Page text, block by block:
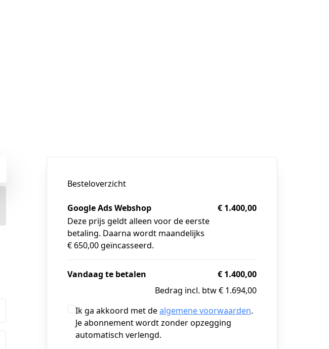
Besteloverzicht
Google Ads Webshop
Deze prijs geldt alleen voor de eerste
betaling. Daarna wordt maandelijks
€ 650,00 geïncasseerd.
€ 1.400,00
Vandaag te betalen
€ 1.400,00
Bedrag incl. btw € 1.694,00
Ik ga akkoord met dealgemene voorwaarden.
Je abonnement wordt zonder opzegging
automatisch verlengd.